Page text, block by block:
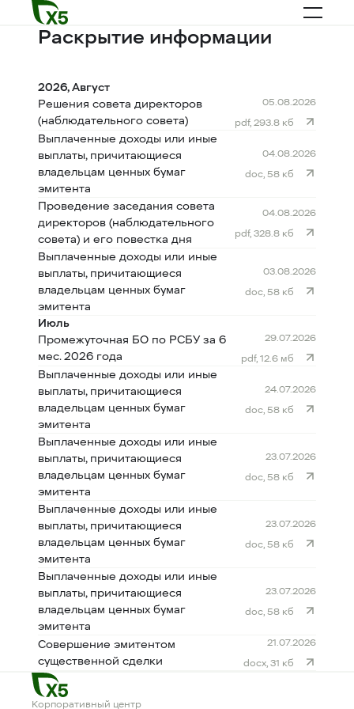
Раскрытие информации
2026, Август
Решения совета директоров
(наблюдательного совета)
05.08.2026
pdf, 293.8 кб
Выплаченные доходы или иные
выплаты, причитающиеся
владельцам ценных бумаг
эмитента
04.08.2026
doc, 58 кб
Проведение заседания совета
директоров (наблюдательного
совета) и его повестка дня
04.08.2026
pdf, 328.8 кб
Выплаченные доходы или иные
выплаты, причитающиеся
владельцам ценных бумаг
эмитента
03.08.2026
doc, 58 кб
Июль
Промежуточная БО по РСБУ за 6
мес. 2026 года
29.07.2026
pdf, 12.6 мб
Выплаченные доходы или иные
выплаты, причитающиеся
владельцам ценных бумаг
эмитента
24.07.2026
doc, 58 кб
Выплаченные доходы или иные
выплаты, причитающиеся
владельцам ценных бумаг
эмитента
23.07.2026
doc, 58 кб
Выплаченные доходы или иные
выплаты, причитающиеся
владельцам ценных бумаг
эмитента
23.07.2026
doc, 58 кб
Выплаченные доходы или иные
выплаты, причитающиеся
владельцам ценных бумаг
эмитента
23.07.2026
doc, 58 кб
Совершение эмитентом
существенной сделки
21.07.2026
docx, 31 кб
Корпоративный центр